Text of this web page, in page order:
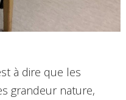
à dire que les
grandeur nature,